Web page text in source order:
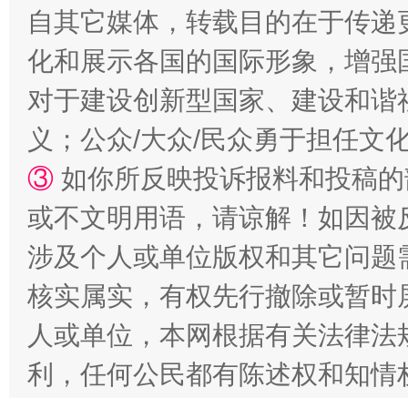
这是一记警钟！ 谢
自其它媒体，转载目的在于传
化和展示各国的国际形象，增
对于建设创新型国家、建设和
义；公众/大众/民众勇于担任文
③ 如你所反映投诉报料和投稿
或不文明用语，请谅解！如因
涉及个人或单位版权和其它问题
核实属实，有权先行撤除或暂
人或单位，本网根据有关法律
利，任何公民都有陈述权和知情